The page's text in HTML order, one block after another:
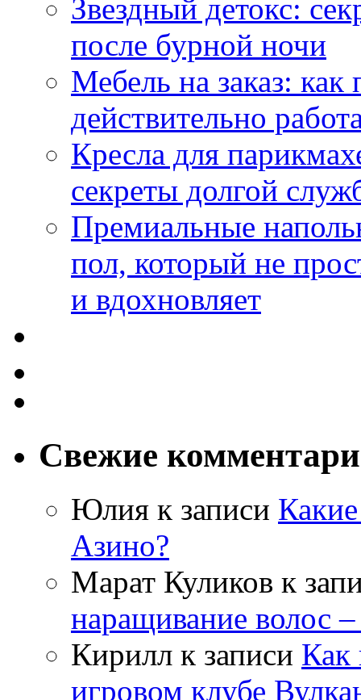
Звездный детокс:
после бурной ночи
Мебель на заказ:
действительно
Кресла для
секреты долгой
Премиальные
пол, который не
и вдохновляет
Свежие
Юлия к записи
Азино?
Марат Куликов к
наращивание волос
Кирилл к записи Как
игровом клубе